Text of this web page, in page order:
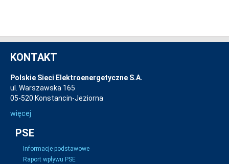
KONTAKT
Polskie Sieci Elektroenergetyczne S.A.
ul. Warszawska 165
05-520 Konstancin-Jeziorna
więcej
PSE
Informacje podstawowe
Raport wpływu PSE